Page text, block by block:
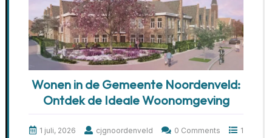
Wonen in de Gemeente Noordenveld:
Ontdek de Ideale Woonomgeving
1 juli, 2026 cjgnoordenveld 0 Comments
1